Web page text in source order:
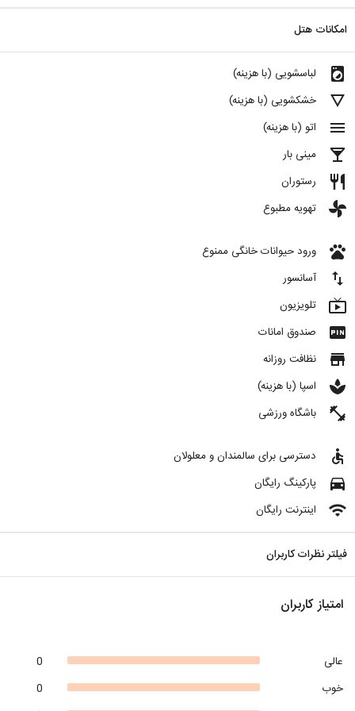
امکانات هتل
local_laundry_service لباسشویی (با هزینه)
details خشکشویی (با هزینه)
menu اتو (با هزینه)
local_bar مینی بار
restaurant رستوران
toys تهویه مطبوع
pets ورود حیوانات خانگی ممنوع
import_export آسانسور
live_tv تلویزیون
fiber_pin صندوق امانات
store نظافت روزانه
spa اسپا (با هزینه)
fitness_center باشگاه ورزشی
accessible دسترسی برای سالمندان و معلولان
directions_car پارکینگ رایگان
wifi اینترنت رایگان
فیلتر نظرات کاربران
امتیاز کاربران
0
عالی
0
خوب